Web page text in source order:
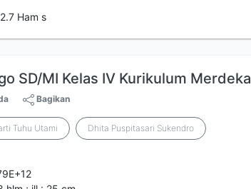
Ham s
SD/MI Kelas IV Kurikulum Merdeka
Bagikan
Tuhu Utami Dhita Puspitasari Sukendro